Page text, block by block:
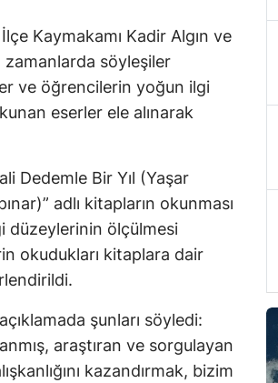
Mersin
İstanbul
İzmir
Kastamonu
Kayseri
Kırklareli
Kocaeli
Konya
Kaymakamı Kadir Algın ve
zamanlarda söyleşiler
ve öğrencilerin yoğun ilgi
eserler ele alınarak
Dedemle Bir Yıl (Yaşar
adlı kitapların okunması
düzeylerinin ölçülmesi
okudukları kitaplara dair
şunları söyledi:
araştıran ve sorgulayan
kazandırmak, bizim